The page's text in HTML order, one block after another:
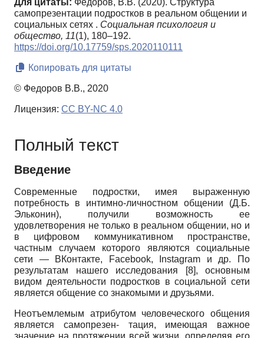
Для цитаты: Федоров, В.В. (2020). Структура
самопрезентации подростков в реальном общении и
социальных сетях . Социальная психология и
общество, 11(1), 180–192.
https://doi.org/10.17759/sps.2020110111
Копировать для цитаты
© Федоров В.В., 2020
Лицензия: CC BY-NC 4.0
Полный текст
Введение
Современные подростки, имея выраженную
потребность в интимно-личностном общении (Д.Б.
Эльконин), получили возможность ее
удовлетворения не только в реальном общении, но и
в цифровом коммуникативном пространстве,
частным случаем которого являются социальные
сети — ВКонтакте,
Facebook, Instagram и др. По
результатам нашего исследования
[8], основным
видом деятельности подростков в социальной сети
является общение со знакомыми и друзьями.
Неотъемлемым атрибутом человеческого общения
является самопрезен- тация, имеющая важное